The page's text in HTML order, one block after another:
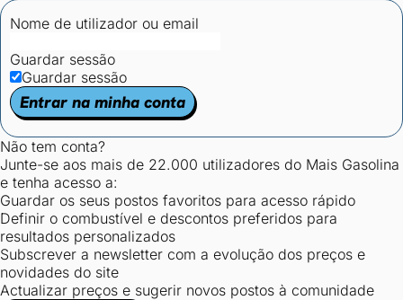
Nome de utilizador ou email
Guardar sessão
Guardar sessão
Entrar na minha conta
Não tem conta?
Junte-se aos mais de 22.000 utilizadores do Mais Gasolina
e tenha acesso a:
Guardar os seus postos favoritos para acesso rápido
Definir o combustível e descontos preferidos para
resultados personalizados
Subscrever a newsletter com a evolução dos preços e
novidades do site
Actualizar preços e sugerir novos postos à comunidade